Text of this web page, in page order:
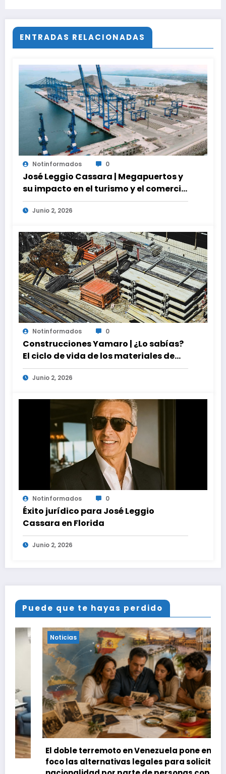
ENTRADAS RELACIONADAS
Notinformados 0
José Leggio Cassara | Megapuertos y
su impacto en el turismo y el comercio
global
Junio 2, 2026
Notinformados 0
Construcciones Yamaro | ¿Lo sabías?
El ciclo de vida de los materiales de
construcción revoluciona eficiencia
en proyectos modernos
Junio 2, 2026
Notinformados 0
Éxito jurídico para José Leggio
Cassara en Florida
Junio 2, 2026
Puede que te hayas perdido
doble terremoto en Venezuela pone en el
las alternativas legales para solicitar la
Así